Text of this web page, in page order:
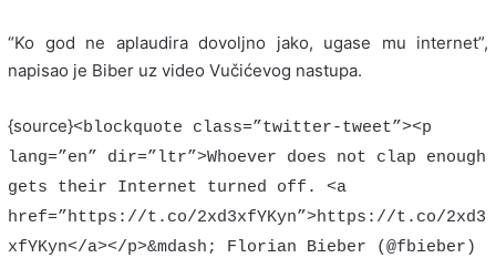
“Ko god ne aplaudira dovoljno jako, ugase mu internet”,
napisao je Biber uz video Vučićevog nastupa.
{source}<blockquote class=”twitter-tweet”><p
lang=”en” dir=”ltr”>Whoever does not clap enough
gets their Internet turned off. <a
href=”https://t.co/2xd3xfYKyn”>https://t.co/2xd3
xfYKyn</a></p>&mdash; Florian Bieber (@fbieber)